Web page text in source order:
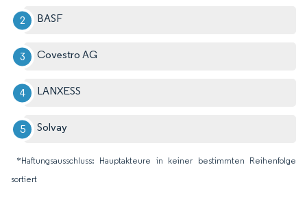
BASF
Covestro AG
LANXESS
Solvay
*Haftungsausschluss: Hauptakteure in keiner bestimmten Reihenfolge
sortiert